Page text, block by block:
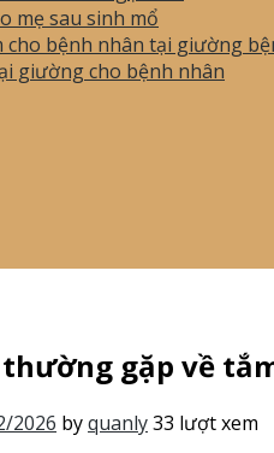
mẹ sau sinh mổ
cho bệnh nhân tại giường
giường cho bệnh nhân
gặp về
2026 byquanly33 lượt xem